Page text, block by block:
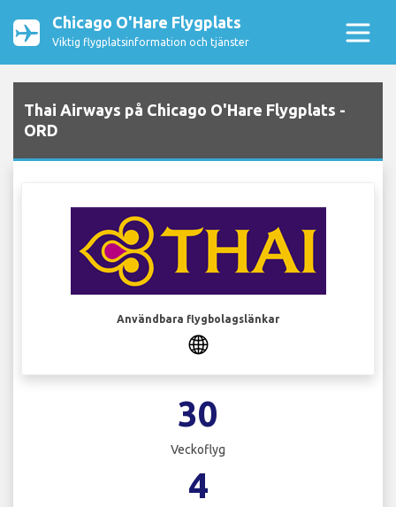
Chicago O'Hare Flygplats
Viktig flygplatsinformation och tjänster
Thai Airways på Chicago O'Hare Flygplats -
ORD
Användbara flygbolagslänkar
30
Veckoflyg
4